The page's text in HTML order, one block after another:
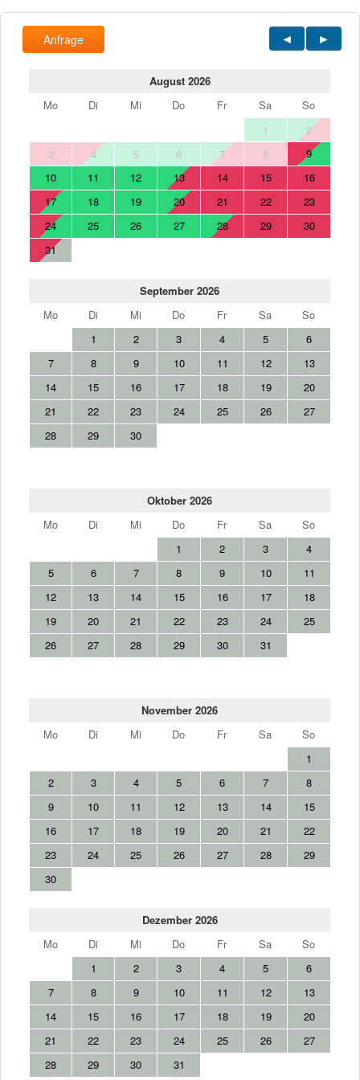
Anfrage
August 2026
Mo
Di Mi Do Fr Sa
So
1
2
3
4 5 6 7 8
9
10
11 12 13 14 15
16
17
18 19 20 21 22
23
24
25 26 27 28 29
30
31
September 2026
Mo
Di Mi Do Fr Sa
So
1
2 3 4 5
6
7
8 9 10 11 12
13
14
15 16 17 18 19
20
21
22 23 24 25 26
27
28
29 30
Oktober 2026
Mo
Di Mi Do Fr Sa
So
1
2 3
4
5
6 7 8 9 10
11
12
13 14 15 16 17
18
19
20 21 22 23 24
25
26
27 28 29 30 31
November 2026
Mo
Di Mi Do Fr Sa
So
1
2
3 4 5 6 7
8
9
10 11 12 13 14
15
16
17 18 19 20 21
22
23
24 25 26 27 28
29
30
Dezember 2026
Mo
Di Mi Do Fr Sa
So
1
2 3 4 5
6
7
8 9 10 11 12
13
14
15 16 17 18 19
20
21
22 23 24 25 26
27
28
29 30 31